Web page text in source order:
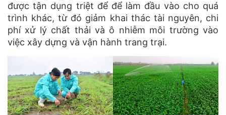
được tận dụng triệt để để làm đầu vào cho quá
trình khác, từ đó giảm khai thác tài nguyên, chi
phí xử lý chất thải và ô nhiễm môi trường vào
việc xây dựng và vận hành trang trại.